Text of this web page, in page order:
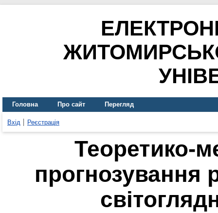
Головна Про сайт Перегляд
Вхід Реєстрація
Теоретико-
прогнозування